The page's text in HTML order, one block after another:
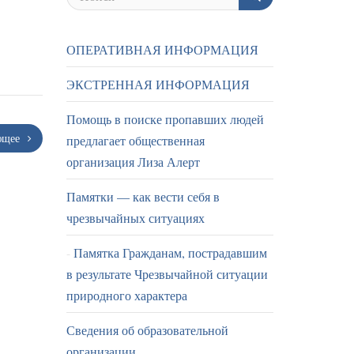
ОПЕРАТИВНАЯ ИНФОРМАЦИЯ
ЭКСТРЕННАЯ ИНФОРМАЦИЯ
Помощь в поиске пропавших людей
предлагает общественная
организация Лиза Алерт
Памятки — как вести себя в
чрезвычайных ситуациях
Памятка Гражданам, пострадавшим
в результате Чрезвычайной ситуации
природного характера
Сведения об образовательной